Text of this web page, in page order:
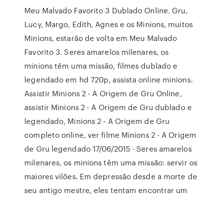
Meu Malvado Favorito 3 Dublado Online. Gru,
Lucy, Margo, Edith, Agnes e os Minions, muitos
Minions, estarão de volta em Meu Malvado
Favorito 3. Seres amarelos milenares, os
minions têm uma missão, filmes dublado e
legendado em hd 720p, assista online minions.
Assistir Minions 2 - A Origem de Gru Online,
assistir Minions 2 - A Origem de Gru dublado e
legendado, Minions 2 - A Origem de Gru
completo online, ver filme Minions 2 - A Origem
de Gru legendado 17/06/2015 · Seres amarelos
milenares, os minions têm uma missão: servir os
maiores vilões. Em depressão desde a morte de
seu antigo mestre, eles tentam encontrar um